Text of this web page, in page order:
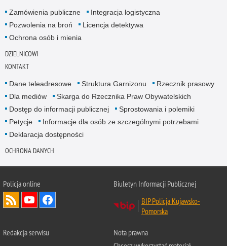
Zamówienia publiczne
Integracja logistyczna
Pozwolenia na broń
Licencja detektywa
Ochrona osób i mienia
DZIELNICOWI
KONTAKT
Dane teleadresowe Struktura Garnizonu
Rzecznik prasowy
Dla mediów
Skarga do Rzecznika Praw Obywatelskich
Dostęp do informacji publicznej
Sprostowania i polemiki
Petycje
Informacje dla osób ze szczególnymi potrzebami
Deklaracja dostępności
OCHRONA DANYCH
Policja online
Biuletyn Informacji Publicznej
BIP Policja Kujawsko-
Pomorska
Redakcja serwisu
Nota prawna